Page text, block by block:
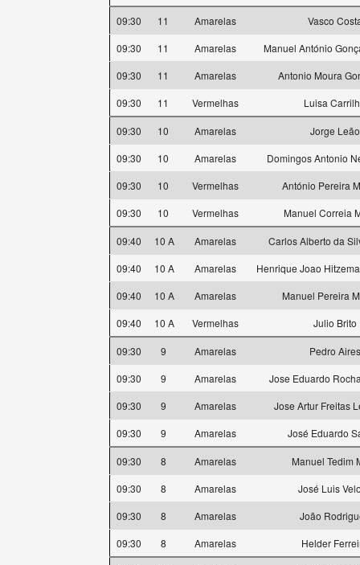
09:30 11 Amarelas
Vasco
09:30
11 Amarelas
Manuel António
09:30
11 Amarelas
Antonio Moura
09:30
11 Vermelhas Luisa
09:30 10 Amarelas
Jorge Leão
09:30
10 Amarelas
Domingos Antonio
09:30
10 Vermelhas
António Pereira
09:30
10 Vermelhas Manuel Correia
09:40 10 A Amarelas
Carlos Alberto da
09:40
10 A Amarelas
Henrique Joao
09:40
10 A Amarelas
Manuel Pereira
09:40
10 A Vermelhas Julio Brito
09:30 9 Amarelas
Pedro Aires
09:30
9 Amarelas
Jose Eduardo
09:30
9 Amarelas
Jose Artur Freitas
09:30
9 Amarelas José Eduardo
09:30 8 Amarelas
Manuel Tedim
09:30
8 Amarelas
José Luis
09:30
8 Amarelas
João
09:30
8 Amarelas Helder